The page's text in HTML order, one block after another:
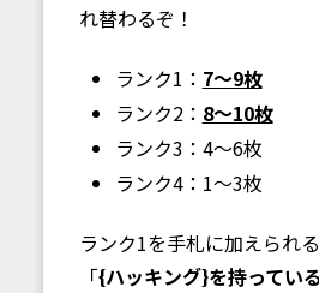
れ替わるぞ！
ランク1： 7〜9枚
ランク2： 8〜10枚
ランク3：4〜6枚
ランク4：1〜3枚
ランク1を手札に加えられ
「{ハッキング}を持ってい